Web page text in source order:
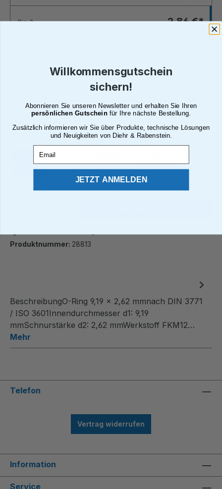
Bis 9 2,86 €*
Ab 50 0,71 €*
Alle Preise inkl. gesetzl. Mehrwertsteuer zzgl. Versandkosten
Netto
Abholung
Sofort verfügbar, Lieferzeit: 2 - 4 Tage¹
Produktnummer: 28813
BeschreibungO-Ring 9,19 x 2,62 mmnach DIN 3771
/ ISO 3601Innendurchmesser d1: 9,19
mmSchnurstärke d2: 2,62 mmWerkstoff FKM12…
Mehr
Telefon
Vertrag widerrufen
Information
Service
Willkommensgutschein
sichern!
Abonnieren Sie unseren Newsletter und erhalten Sie Ihren
persönlichen Gutscheinfür Ihre nächste Bestellung.
Zusätzlich informieren wir Sie über Produkte, technische Lösungen
und Neuigkeiten von Diehr & Rabenstein.
JETZT ANMELDEN